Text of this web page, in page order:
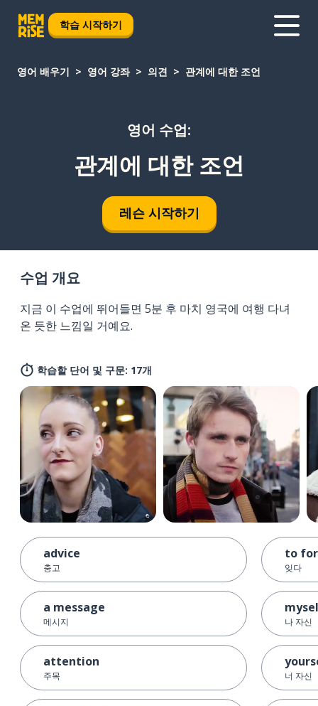
학습 시작하기
영어 배우기 영어 강좌 의견 관계에 대한 조언
영어 수업:
관계에 대한 조언
레슨 시작하기
수업 개요
지금 이 수업에 뛰어들면 5분 후 마치 영국에 여행 다녀
온 듯한 느낌일 거예요.
학습할 단어 및 구문: 17개
advice
충고
a message
메시지
attention
주목
to
잊다
나 자신
너 자신